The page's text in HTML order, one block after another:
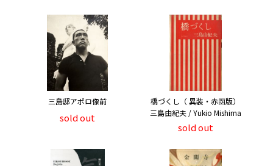
三島邸アポロ像前
sold out
橋づくし（ 異装・赤函版）
三島由紀夫 / Yukio Mishima
sold out